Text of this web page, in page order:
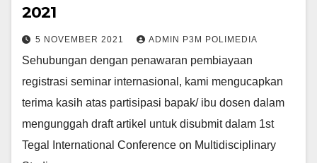
2021
5 NOVEMBER 2021 ADMIN P3M POLIMEDIA
Sehubungan dengan penawaran pembiayaan
registrasi seminar internasional, kami mengucapkan
terima kasih atas partisipasi bapak/ ibu dosen dalam
mengunggah draft artikel untuk disubmit dalam 1st
Tegal International Conference on Multidisciplinary